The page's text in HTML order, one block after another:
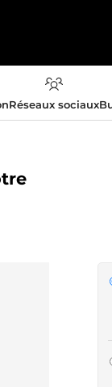
Réseaux sociaux